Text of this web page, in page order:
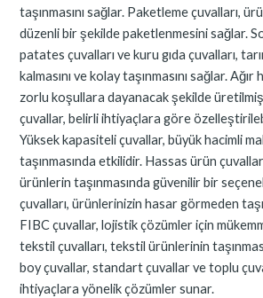
taşınmasını sağlar. Paketleme çuvalları,
düzenli bir şekilde paketlenmesini sağlar.
patates çuvalları ve kuru gıda çuvalları,
kalmasını ve kolay taşınmasını sağlar. Ağır
zorlu koşullara dayanacak şekilde
çuvallar, belirli ihtiyaçlara göre
Yüksek kapasiteli çuvallar, büyük hacimli
taşınmasında etkilidir. Hassas ürün
ürünlerin taşınmasında güvenilir bir
çuvalları, ürünlerinizin hasar görmeden
FIBC çuvallar, lojistik çözümler için
tekstil çuvalları, tekstil ürünlerinin
boy çuvallar, standart çuvallar ve toplu
ihtiyaçlara yönelik çözümler sunar.